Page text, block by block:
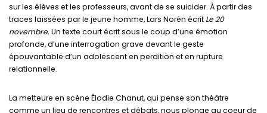
sur les élèves et les professeurs, avant de se suicider. À partir des
traces laissées par le jeune homme, Lars Norén écrit Le 20
novembre. Un texte court écrit sous le coup d’une émotion
profonde, d’une interrogation grave devant le geste
épouvantable d’un adolescent en perdition et en rupture
relationnelle.
La metteure en scène Élodie Chanut, qui pense son théâtre
comme un lieu de rencontres et débats, nous plonge au coeur de